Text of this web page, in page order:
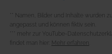
** Namen, Bilder und Inhalte wurden
angepasst und können fiktiv sein.
*** mehr zur YouTube-
findet man hier:
Mehr erfahren